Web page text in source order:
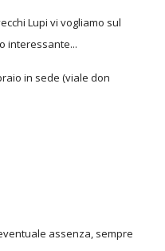
Lupi vi vogliamo sul
interessante...
in sede (viale don
assenza, sempre